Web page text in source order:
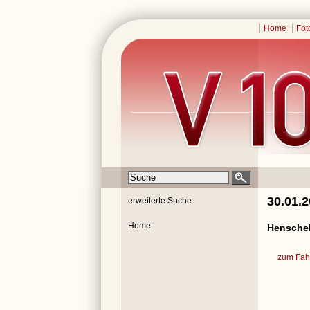
Home
erweiterte Suche
Home
zum